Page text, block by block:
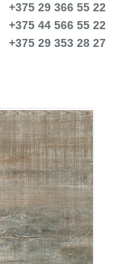
+375 29 366 55 22
+375 44 566 55 22
+375 29 353 28 27